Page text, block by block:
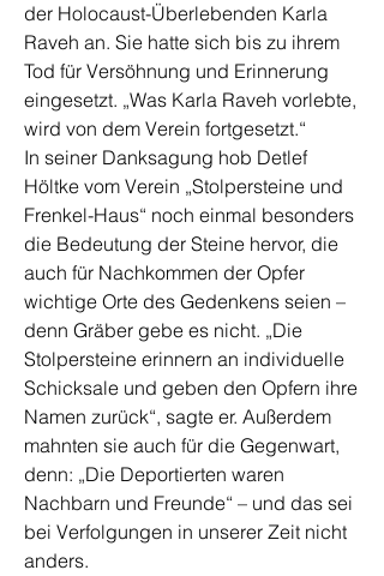
der Holocaust-Überlebenden Karla
Raveh an. Sie hatte sich bis zu ihrem
Tod für Versöhnung und Erinnerung
eingesetzt. „Was Karla Raveh vorlebte,
wird von dem Verein fortgesetzt.“
In seiner Danksagung hob Detlef
Höltke vom Verein „Stolpersteine und
Frenkel-Haus“ noch einmal besonders
die Bedeutung der Steine hervor, die
auch für Nachkommen der Opfer
wichtige Orte des Gedenkens seien –
denn Gräber gebe es nicht. „Die
Stolpersteine erinnern an individuelle
Schicksale und geben den Opfern ihre
Namen zurück“, sagte er. Außerdem
mahnten sie auch für die Gegenwart,
denn: „Die Deportierten waren
Nachbarn und Freunde“ – und das sei
bei Verfolgungen in unserer Zeit nicht
anders.